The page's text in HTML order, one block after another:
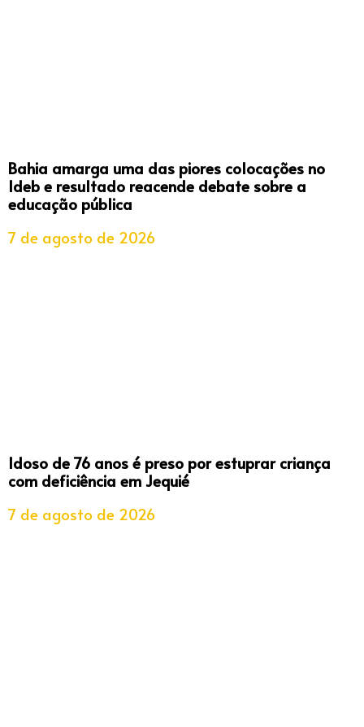
Bahia amarga uma das piores colocações no
Ideb e resultado reacende debate sobre a
educação pública
7 de agosto de 2026
Idoso de 76 anos é preso por estuprar criança
com deficiência em Jequié
7 de agosto de 2026